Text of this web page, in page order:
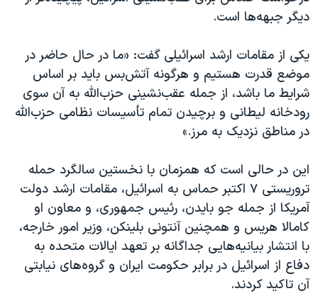
دیگر جبهه‌ها است.
یکی از مقامات ارشد اسرائیلی گفت: «ما در حال حاضر در
موضع قدرت هستیم و هرگونه آتش‌بس باید بر اساس
شرایط ما باشد، از جمله عقب‌نشینی حزب‌الله به آن سوی
رودخانه لیطانی و برچیدن تمام تأسیسات نظامی حزب‌الله
در مناطق نزدیک به مرز.»
این در حالی است که همزمان با نخستین سالگرد حمله
تروریستی ٧ اکتبر حماس به اسرائیل، مقامات ارشد دولت
آمریکا از جمله جو بایدن، رئیس جمهوری، و معاون او
کامالا هریس و همچنین آنتونی بلینکن، وزیر امور خارجه،
با انتشار بیانیه‌هایی جداگانه بر تعهد ایالات متحده به
دفاع از اسرائیل در برابر حکومت ایران و گروه‌های نیابتی
آن تاکید کردند.